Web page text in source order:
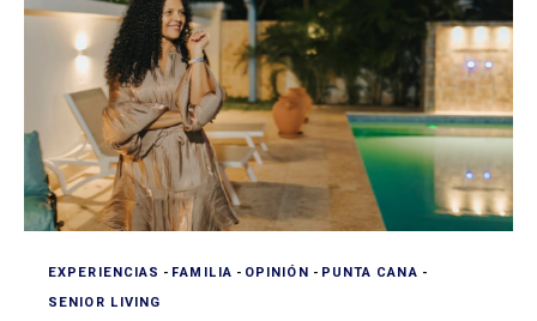
EXPERIENCIAS - FAMILIA - OPINIÓN - PUNTA CANA -
SENIOR LIVING